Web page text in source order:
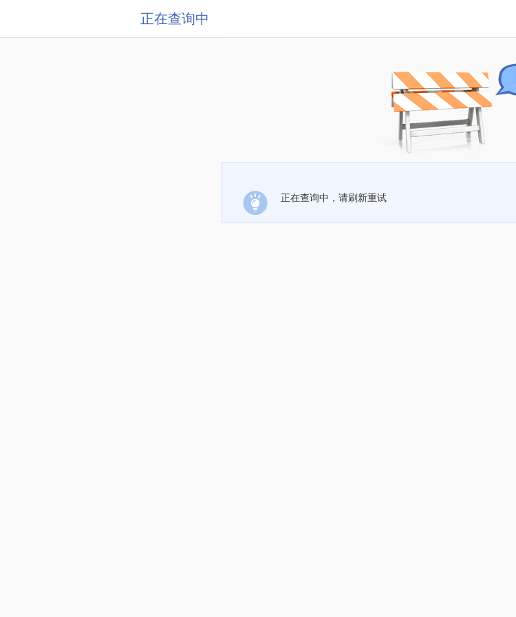
正在查询中
正在查询中，请刷新重试